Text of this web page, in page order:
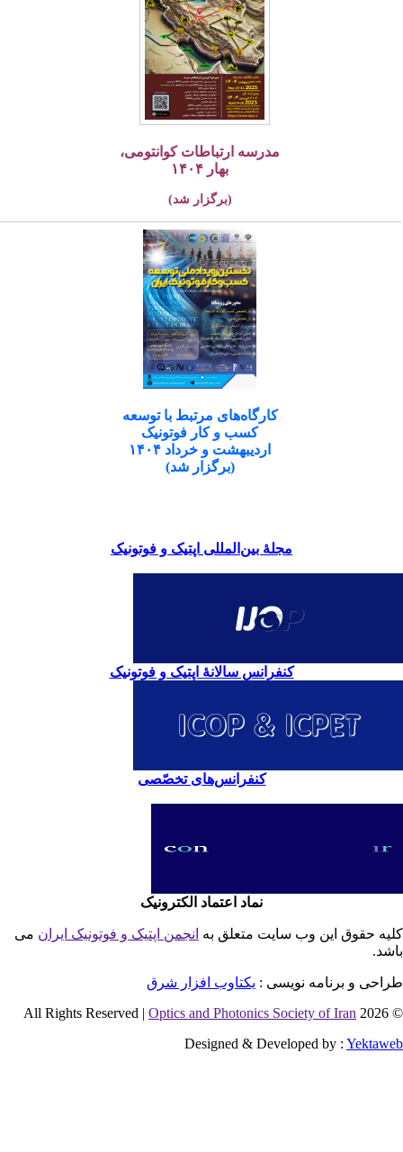
مدرسه ارتباطات کوانتومی،
بهار ۱۴۰۴
(برگزار شد)
کارگاه‌های مرتبط با توسعه
کسب و کار فوتونیک
اردیبهشت و خرداد ۱۴۰۴
(برگزار شد)
مجلۀ بین‌المللی اپتیک و فوتونیک
کنفرانس سالانۀ اپتیک و فوتونیک
کنفرانس‌های تخصّصی
نماد اعتماد الکترونیک
حقوق این وب سایت متعلق بهانجمن اپتیک و فوتونیک ایران می
و برنامه نویسی : یکتاوب افزار شرق
©
Optics and Photonics Society of Iran
Designed & Developed by :